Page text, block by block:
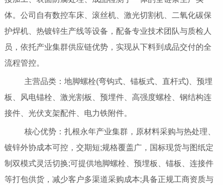
体。公司自有数控车床、滚丝机、激光切割机、二氧化碳保
护焊机、热镀锌生产线等设备，配备专业技术团队与质检人
员，依托产业集群供应链优势，实现从下料到成品交付的全
流程管控。
主营品类：地脚螺栓(弯钩式、锚板式、直杆式)、预埋
板、风电锚栓、激光割板、预埋件、高强度螺栓、钢结构连
接件、光伏支架配件、电力铁附件。
核心优势：扎根永年产业集群，原材料采购与热处理、
镀锌外协成本可控，交期短;规格覆盖广，国标现货与图纸定
制双模式灵活切换;可提供地脚螺栓、预埋板、锚板、连接件
等打包供货，减少客户多渠道采购成本;具备正规工商资质与